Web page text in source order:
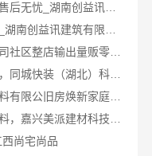
河南零百味供应链有限公司社区整店输出量贩零食适配全场景
急装装修哪家快品质施工，同城快装（湖北）科技有限公司标准化
海南万赢饰家新型建筑材料有限公旧房焕新家庭装修吊顶造型
尚宅尚品